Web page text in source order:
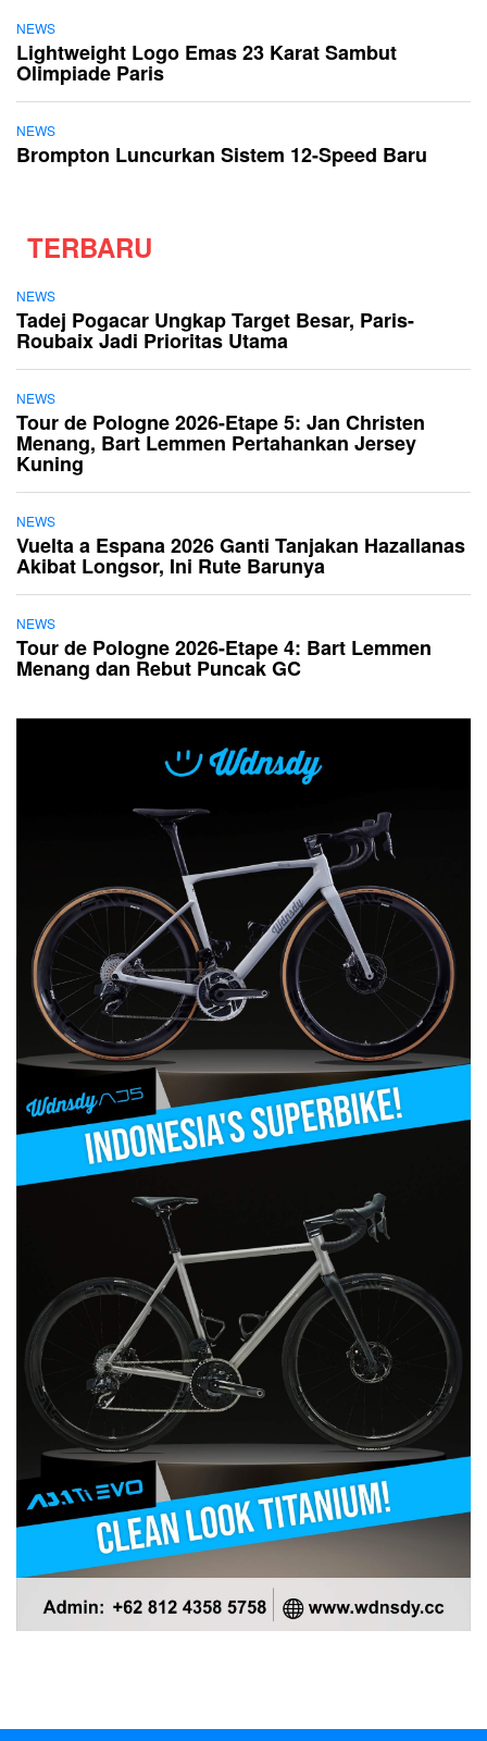
NEWS
Lightweight Logo Emas 23 Karat Sambut
Olimpiade Paris
NEWS
Brompton Luncurkan Sistem 12-Speed Baru
TERBARU
NEWS
Tadej Pogacar Ungkap Target Besar, Paris-
Roubaix Jadi Prioritas Utama
NEWS
Tour de Pologne 2026-Etape 5: Jan Christen
Menang, Bart Lemmen Pertahankan Jersey
Kuning
NEWS
Vuelta a Espana 2026 Ganti Tanjakan Hazallanas
Akibat Longsor, Ini Rute Barunya
NEWS
Tour de Pologne 2026-Etape 4: Bart Lemmen
Menang dan Rebut Puncak GC